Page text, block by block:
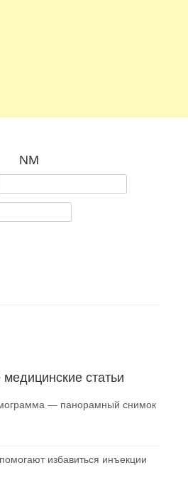
NM
статьи
— панорамный снимок
избавиться инъекции